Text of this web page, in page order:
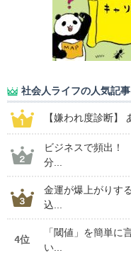
社会人ライフの人気記
【嫌われ度診断】
ビジネスで頻出！
分...
金運が爆上がりす
込...
4位
「閾値」を簡単に
い...